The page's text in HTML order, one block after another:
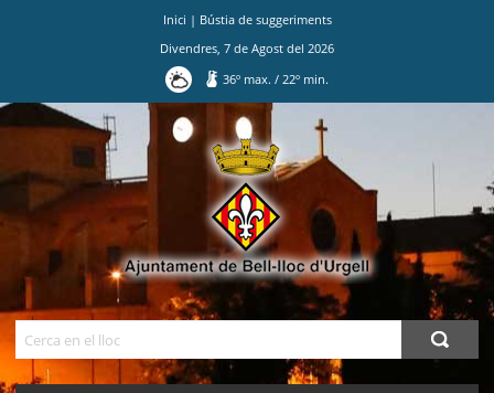
Inici | Bústia de suggeriments
Divendres 7 de Agost del 2026
36º max./ 22º min.